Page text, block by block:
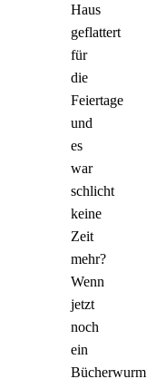
Haus
geflattert
für
die
Feiertage
und
es
war
schlicht
keine
Zeit
mehr?
Wenn
jetzt
noch
ein
Bücherwurm